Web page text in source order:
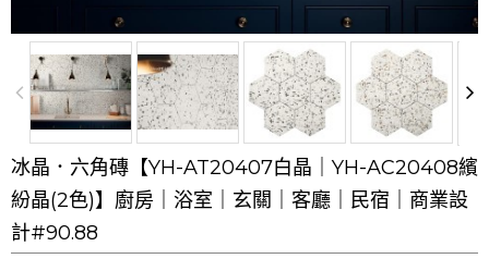
冰晶．六角磚【YH-AT20407白晶｜YH-AC20408繽
紛晶(2色)】廚房｜浴室｜玄關｜客廳｜民宿｜商業設
計#90.88